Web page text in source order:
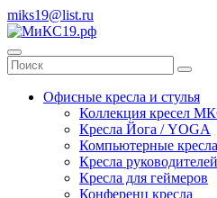
miks19@list.ru
Офисные кресла и стулья
Коллекция кресел
Кресла Йога / YOGA
Компьютерные кресла
Кресла руководителей
Кресла для геймеров
Конференц кресла